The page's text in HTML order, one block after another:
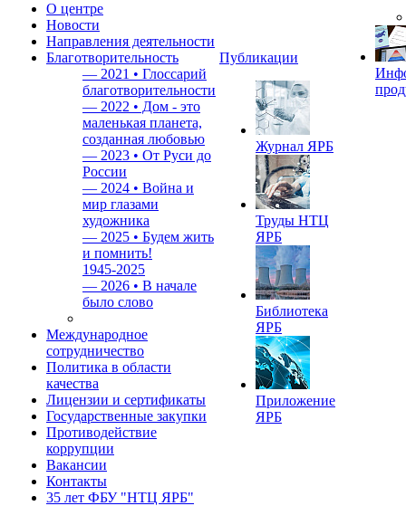
О центре
Новости
Направления деятельности
Благотворительность
— 2021 • Глоссарий
благотворительности
— 2022 • Дом - это
маленькая планета,
созданная любовью
— 2023 • От Руси до
России
— 2024 • Война и
мир глазами
художника
— 2025 • Будем жить
и помнить!
1945-2025
— 2026 • В начале
было слово
Международное
сотрудничество
Политика в области
качества
Лицензии и сертификаты
Государственные закупки
Противодействие
коррупции
Вакансии
Контакты
35 лет ФБУ "НТЦ ЯРБ"
Публикации
Журнал ЯРБ
Труды НТЦ
ЯРБ
Библиотека
ЯРБ
Приложение
ЯРБ